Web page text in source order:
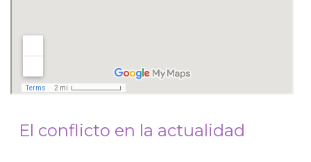
El conflicto en la actualidad